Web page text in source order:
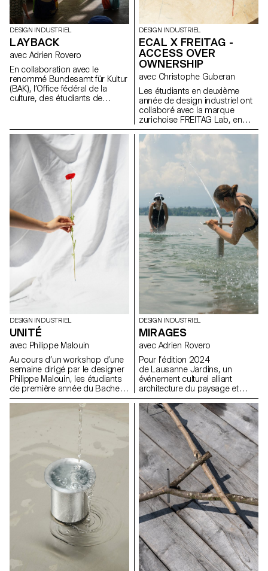
DESIGN INDUSTRIEL
LAYBACK
avec Adrien Rovero
En collaboration avec le
renommé Bundesamt für Kultur
(BAK), l’Office fédéral de la
culture, des étudiants de
direction d’Adrien Rovero, ont
conçu l’espace de médiation
de l’exposition des Swiss
Design Awards à Bâle, qui se
tiendra pendant la foire Art
Basel en juin 2024.
DESIGN INDUSTRIEL
ECAL X FREITAG -
ACCESS OVER
OWNERSHIP
avec Christophe Guberan
Les étudiants en deuxième
année de design industriel ont
collaboré avec la marque
zurichoise FREITAG Lab, en
tirant parti de leur expertise en
sensibilisation
environnementale, en
surcyclage de matériaux et en
économie circulaire. En
s'appuyant sur le manifeste de
FREITAG, ils ont développé de
nouveaux produits partagés
axés sur le principe de «
access over ownership ».
DESIGN INDUSTRIEL
UNITÉ
avec Philippe Malouin
Au cours d’un workshop d’une
semaine dirigé par le designer
Philippe Malouin, les étudiants
de première année du Bachelor
en Design Industriel ont conçu
et réalisé des soliflores, chacun
destiné à accueillir une fleur
unique de leur choix.
DESIGN INDUSTRIEL
MIRAGES
avec Adrien Rovero
Pour l’édition 2024
de Lausanne Jardins, un
événement culturel alliant
architecture du paysage et
réflexion sur la ville, les
étudiant.e.s BA de 2e année ont
été invité.e.s à concevoir une
installation éphémère. Le
temps d’un été, la
manifestation propose une
série d’installations éphémères
disséminées sur le territoire
lausannois, dont certaines
préfigurent les transformations
urbanistiques et paysagères de
la ville.